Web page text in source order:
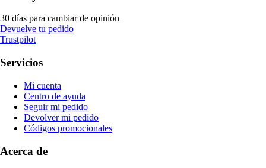
30 días para cambiar de opinión
Devuelve tu pedido
Trustpilot
Servicios
Mi cuenta
Centro de ayuda
Seguir mi pedido
Devolver mi pedido
Códigos promocionales
Acerca de